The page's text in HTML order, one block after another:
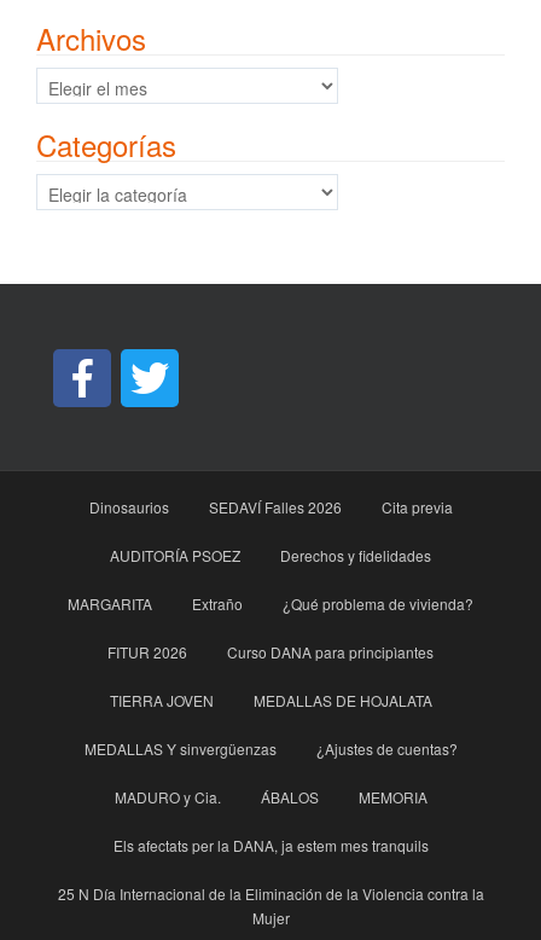
Archivos
Archivos
Categorías
Categorías
Dinosaurios SEDAVÍ Falles 2026 Cita previa
AUDITORÍA PSOEZ Derechos y fidelidades
MARGARITA Extraño ¿Qué problema de vivienda?
FITUR 2026 Curso DANA para principìantes
TIERRA JOVEN MEDALLAS DE HOJALATA
MEDALLAS Y sinvergüenzas ¿Ajustes de cuentas?
MADURO y Cia. ÁBALOS MEMORIA
Els afectats per la DANA, ja estem mes tranquils
25 N Día Internacional de la Eliminación de la Violencia contra la
Mujer